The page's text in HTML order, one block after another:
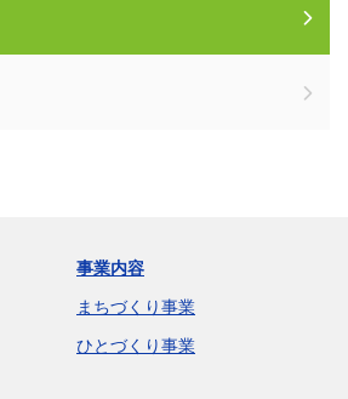
事業内容
まちづくり事業
ひとづくり事業